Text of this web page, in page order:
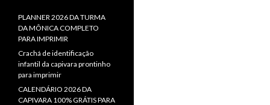
PLANNER 2026 DA TURMA
DA MÔNICA COMPLETO
PARA IMPRIMIR
Crachá de identificação
infantil da capivara prontinho
para imprimir
CALENDÁRIO 2026 DA
CAPIVARA 100% GRÁTIS PARA